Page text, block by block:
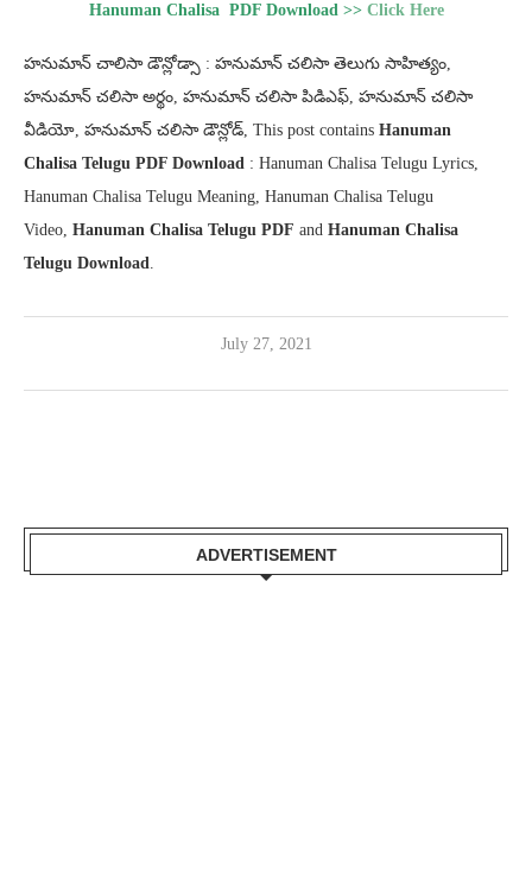
Hanuman Chalisa PDF Download >> Click Here
హనుమాన్ చాలిసా డౌన్లోడ్సా : హనుమాన్ చలిసా తెలుగు సాహిత్యం,
హనుమాన్ చలిసా అర్థం, హనుమాన్ చలిసా పిడిఎఫ్, హనుమాన్ చలిసా
వీడియో, హనుమాన్ చలిసా డౌన్లోడ్, This post contains Hanuman
Chalisa Telugu PDF Download : Hanuman Chalisa Telugu Lyrics,
Hanuman Chalisa Telugu Meaning, Hanuman Chalisa Telugu
Video, Hanuman Chalisa Telugu PDF and Hanuman Chalisa
Telugu Download.
July 27, 2021
ADVERTISEMENT